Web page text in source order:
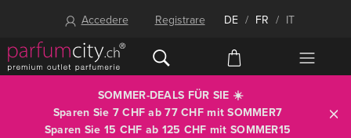
Accedere Registrare DE / FR / IT
SOMMER-DEALS FÜR SIE ☀️
Sparen Sie 7 CHF ab 77 CHF mitSOMMER7
Sparen Sie 15 CHF ab 125 CHF mit SOMMER15